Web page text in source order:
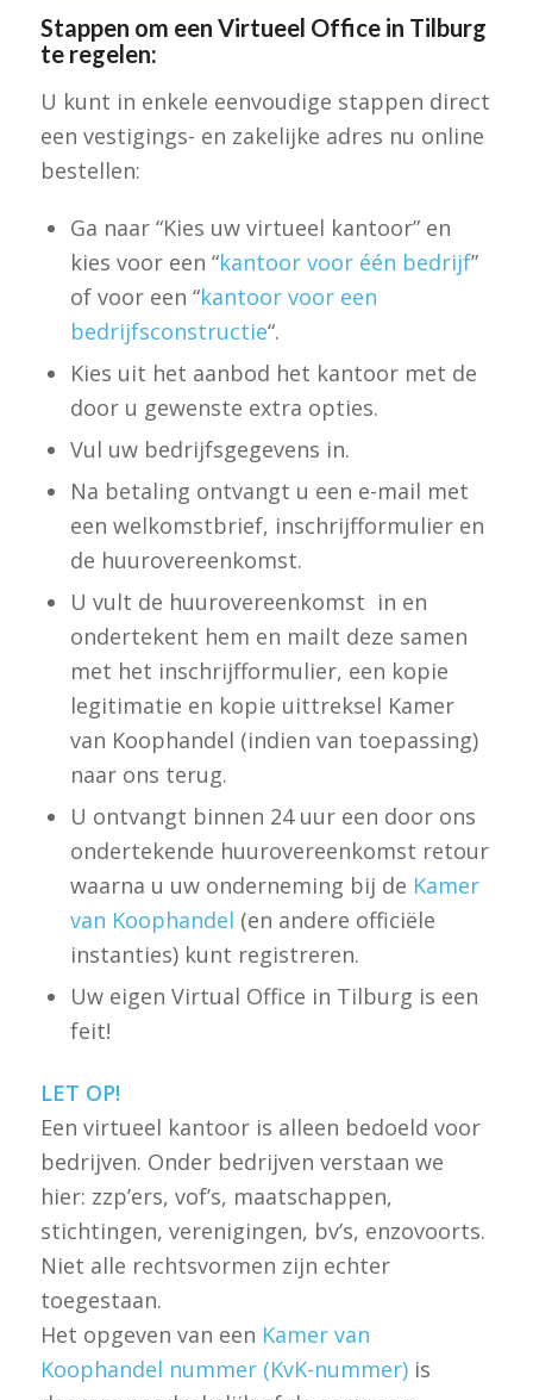
Stappen om een Virtueel Office in Tilburg
te regelen:
U kunt in enkele eenvoudige stappen direct
een vestigings- en zakelijke adres nu online
bestellen:
Ga naar “Kies uw virtueel kantoor” en
kies voor een “kantoor voor één bedrijf”
of voor een “kantoor voor een
bedrijfsconstructie“.
Kies uit het aanbod het kantoor met de
door u gewenste extra opties.
Vul uw bedrijfsgegevens in.
Na betaling ontvangt u een e-mail met
een welkomstbrief, inschrijfformulier en
de huurovereenkomst.
U vult de huurovereenkomst in en
ondertekent hem en mailt deze samen
met het inschrijfformulier, een kopie
legitimatie en kopie uittreksel Kamer
van Koophandel (indien van toepassing)
naar ons terug.
U ontvangt binnen 24 uur een door ons
ondertekende huurovereenkomst retour
waarna u uw onderneming bij de Kamer
van Koophandel (en andere officiële
instanties) kunt registreren.
Uw eigen Virtual Office in Tilburg is een
feit!
LET OP!
Een virtueel kantoor is alleen bedoeld voor
bedrijven. Onder bedrijven verstaan we
hier: zzp’ers, vof’s, maatschappen,
stichtingen, verenigingen, bv’s, enzovoorts.
Niet alle rechtsvormen zijn echter
toegestaan.
Het opgeven van een Kamer van
Koophandel nummer (KvK-nummer)is